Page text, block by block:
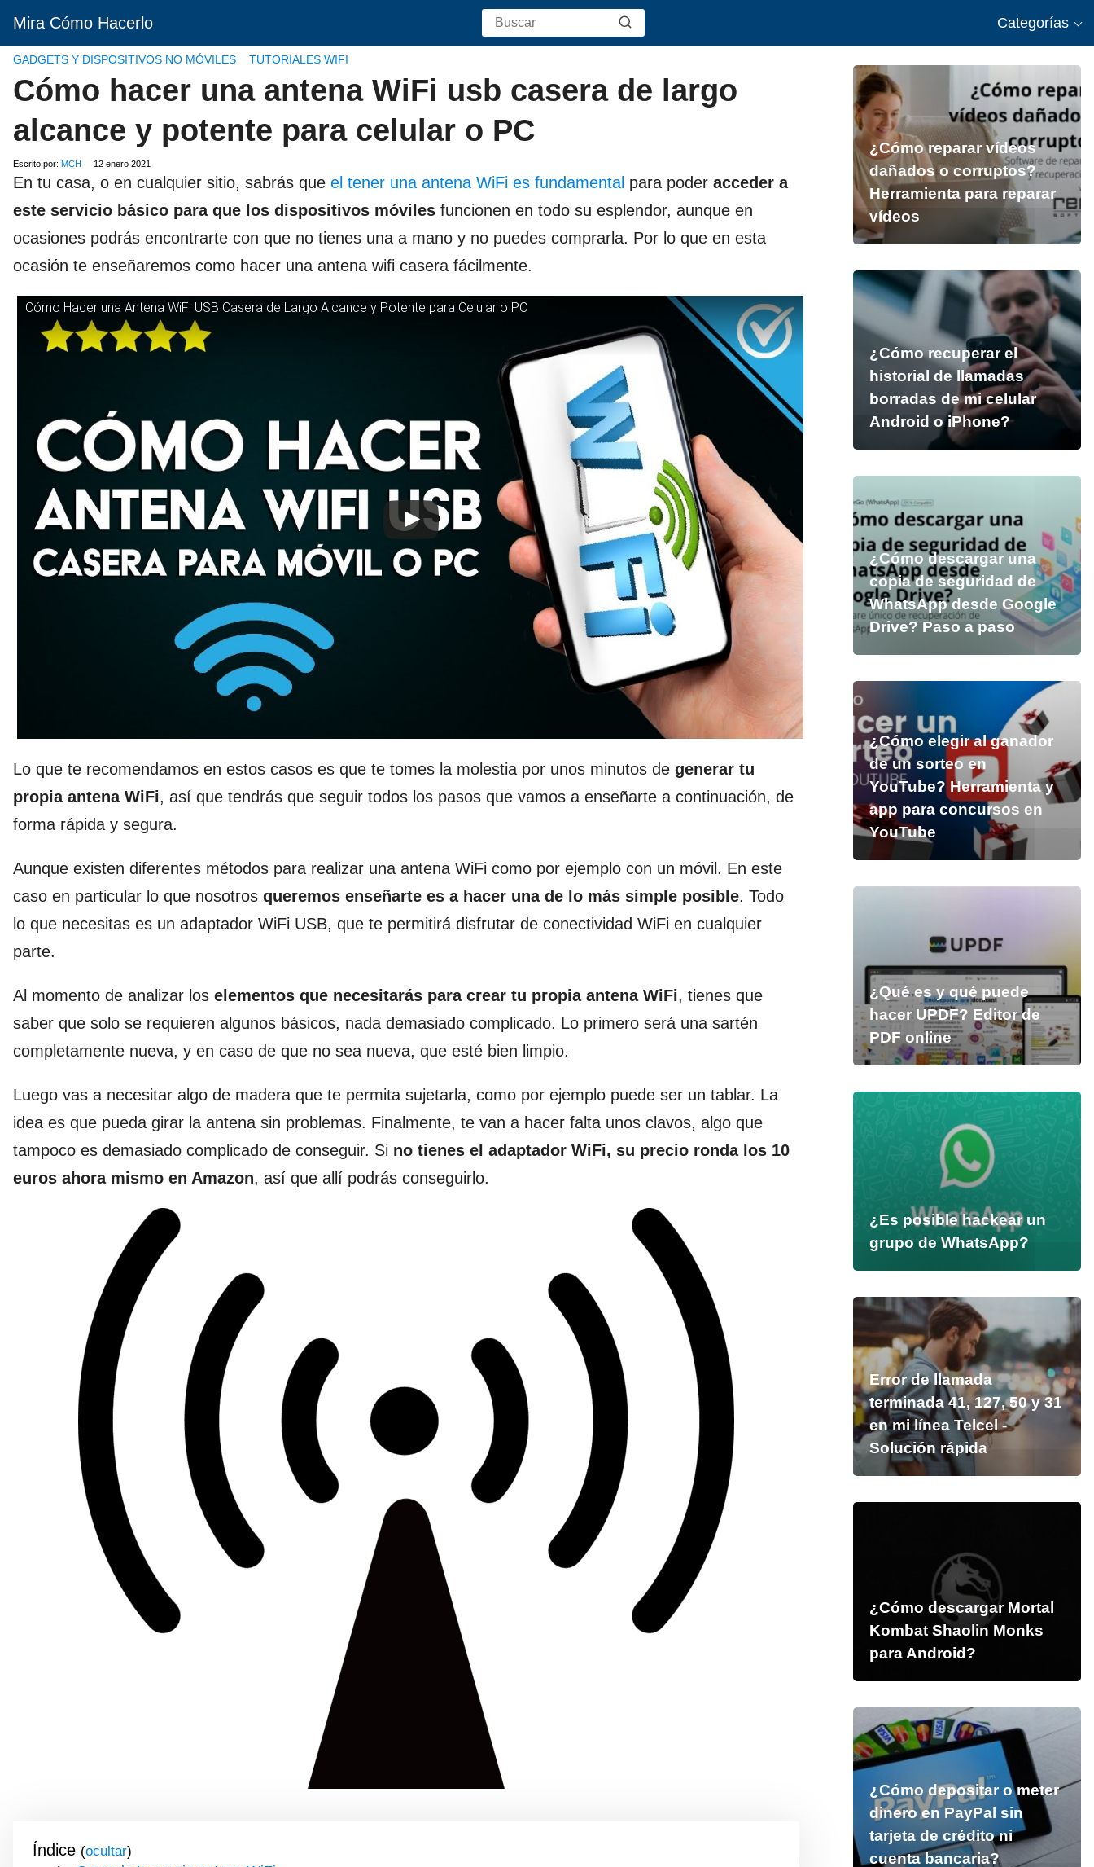
Mira Cómo Hacerlo Categorías
GADGETS Y DISPOSITIVOS NO MÓVILES TUTORIALES WIFI
Cómo hacer una antena WiFi usb casera de largo
alcance y potente para celular o PC
Escrito por: MCH 12 enero 2021
En tu casa, o en cualquier sitio, sabrás que el tener una antena WiFi es fundamental para poder acceder a
este servicio básico para que los dispositivos móviles funcionen en todo su esplendor, aunque en
ocasiones podrás encontrarte con que no tienes una a mano y no puedes comprarla. Por lo que en esta
ocasión te enseñaremos como hacer una antena wifi casera fácilmente.
Cómo Hacer una Antena WiFi USB Casera de Largo Alcance y Potente para Celular o PC
Lo que te recomendamos en estos casos es que te tomes la molestia por unos minutos de generar tu
propia antena WiFi, así que tendrás que seguir todos los pasos que vamos a enseñarte a continuación, de
forma rápida y segura.
Aunque existen diferentes métodos para realizar una antena WiFi como por ejemplo con un móvil. En este
caso en particular lo que nosotros queremos enseñarte es a hacer una de lo más simple posible. Todo
lo que necesitas es un adaptador WiFi USB, que te permitirá disfrutar de conectividad WiFi en cualquier
parte.
Al momento de analizar los elementos que necesitarás para crear tu propia antena WiFi, tienes que
saber que solo se requieren algunos básicos, nada demasiado complicado. Lo primero será una sartén
completamente nueva, y en caso de que no sea nueva, que esté bien limpio.
Luego vas a necesitar algo de madera que te permita sujetarla, como por ejemplo puede ser un tablar. La
idea es que pueda girar la antena sin problemas. Finalmente, te van a hacer falta unos clavos, algo que
tampoco es demasiado complicado de conseguir. Si no tienes el adaptador WiFi, su precio ronda los 10
euros ahora mismo en Amazon, así que allí podrás conseguirlo.
Índice ( )
¿Cómo reparar vídeos
dañados o corruptos?
Herramienta para reparar
vídeos
¿Cómo recuperar el
historial de llamadas
borradas de mi celular
Android o iPhone?
¿Cómo descargar una
copia de seguridad de
WhatsApp desde Google
Drive? Paso a paso
¿Cómo elegir al ganador
de un sorteo en
YouTube? Herramienta y
app para concursos en
YouTube
¿Qué es y qué puede
hacer UPDF? Editor de
PDF online
¿Es posible hackear un
grupo de WhatsApp?
Error de llamada
terminada 41, 127, 50 y 31
en mi línea Telcel -
Solución rápida
¿Cómo descargar Mortal
Kombat Shaolin Monks
para Android?
¿Cómo depositar o meter
dinero en PayPal sin
tarjeta de crédito ni
cuenta bancaria?